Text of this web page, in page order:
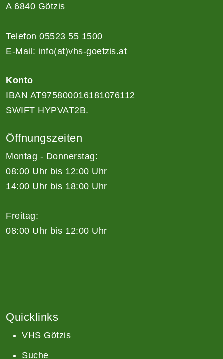
A 6840 Götzis
Telefon 05523 55 1500
E-Mail: info(at)vhs-goetzis.at
Konto
IBAN AT975800016181076112
SWIFT HYPVAT2B.
Öffnungszeiten
Montag - Donnerstag:
08:00 Uhr bis 12:00 Uhr
14:00 Uhr bis 18:00 Uhr
Freitag:
08:00 Uhr bis 12:00 Uhr
Quicklinks
VHS Götzis
Suche